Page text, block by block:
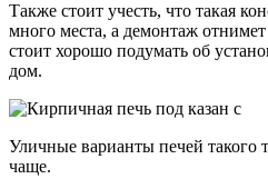
Также стоит учесть, что такая
много места, а демонтаж
стоит хорошо подумать об
дом.
Уличные варианты печей такого
чаще.